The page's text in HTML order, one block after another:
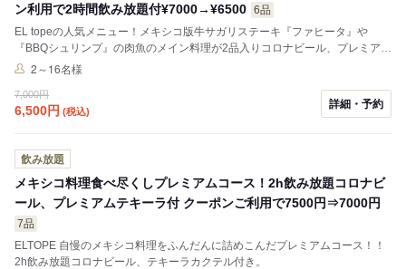
ン利用で2時間飲み放題付¥7000→¥6500 6品
EL topeの人気メニュー！メキシコ版牛サガリステーキ『ファヒータ』や
『BBQシュリンプ』の肉魚のメイン料理が2品入りコロナビール、プレミアム
テキーラ飲み放題付の人気のオススメコースです。
2～16名様
7,000円
6,500円 (税込)
詳細・予約
飲み放題
メキシコ料理食べ尽くしプレミアムコース！2h飲み放題コロナビ
ール、プレミアムテキーラ付 クーポンご利用で7500円⇒7000円
7品
ELTOPE 自慢のメキシコ料理をふんだんに詰めこんだプレミアムコース！！
2h飲み放題コロナビール、テキーラカクテル付き。